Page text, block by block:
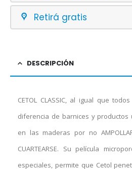
Retirá gratis
DESCRIPCIÓN
CETOL CLASSIC, al igual que
diferencia de barnices y productos
en las maderas por no
CUARTEARSE. Su película
especiales, permite que Cetol